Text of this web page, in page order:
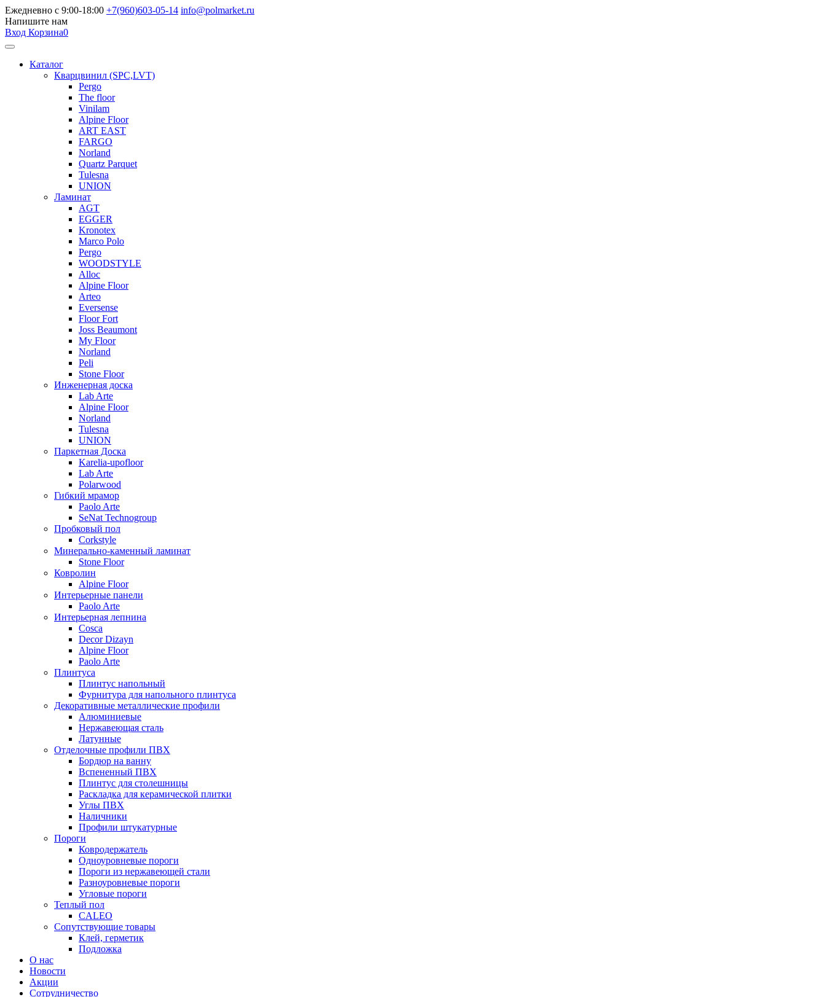
Ежедневно с 9:00-18:00 +7(960)603-05-14 info@polmarket.ru
Напишите нам
Вход Корзина0
Каталог
Кварцвинил (SPC,LVT)
Pergo
The floor
Vinilam
Alpine Floor
ART EAST
FARGO
Norland
Quartz Parquet
Tulesna
UNION
Ламинат
AGT
EGGER
Kronotex
Marco Polo
Pergo
WOODSTYLE
Alloc
Alpine Floor
Arteo
Eversense
Floor Fort
Joss Beaumont
My Floor
Norland
Peli
Stone Floor
Инженерная доска
Lab Arte
Alpine Floor
Norland
Tulesna
UNION
Паркетная Доска
Karelia-upofloor
Lab Arte
Polarwood
Гибкий мрамор
Paolo Arte
SeNat Technogroup
Пробковый пол
Corkstyle
Минерально-каменный ламинат
Stone Floor
Ковролин
Alpine Floor
Интерьерные панели
Paolo Arte
Интерьерная лепнина
Cosca
Decor Dizayn
Alpine Floor
Paolo Arte
Плинтуса
Плинтус напольный
Фурнитура для напольного плинтуса
Декоративные металлические профили
Алюминиевые
Нержавеющая сталь
Латунные
Отделочные профили ПВХ
Бордюр на ванну
Вспененный ПВХ
Плинтус для столешницы
Раскладка для керамической плитки
Углы ПВХ
Наличники
Профили штукатурные
Пороги
Ковродержатель
Одноуровневые пороги
Пороги из нержавеющей стали
Разноуровневые пороги
Угловые пороги
Теплый пол
CALEO
Сопутствующие товары
Клей, герметик
Подложка
О нас
Новости
Акции
Сотрудничество